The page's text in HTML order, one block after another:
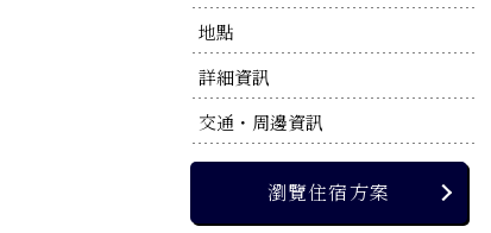
地點
詳細資訊
交通・周邊資訊
瀏覽住宿方案